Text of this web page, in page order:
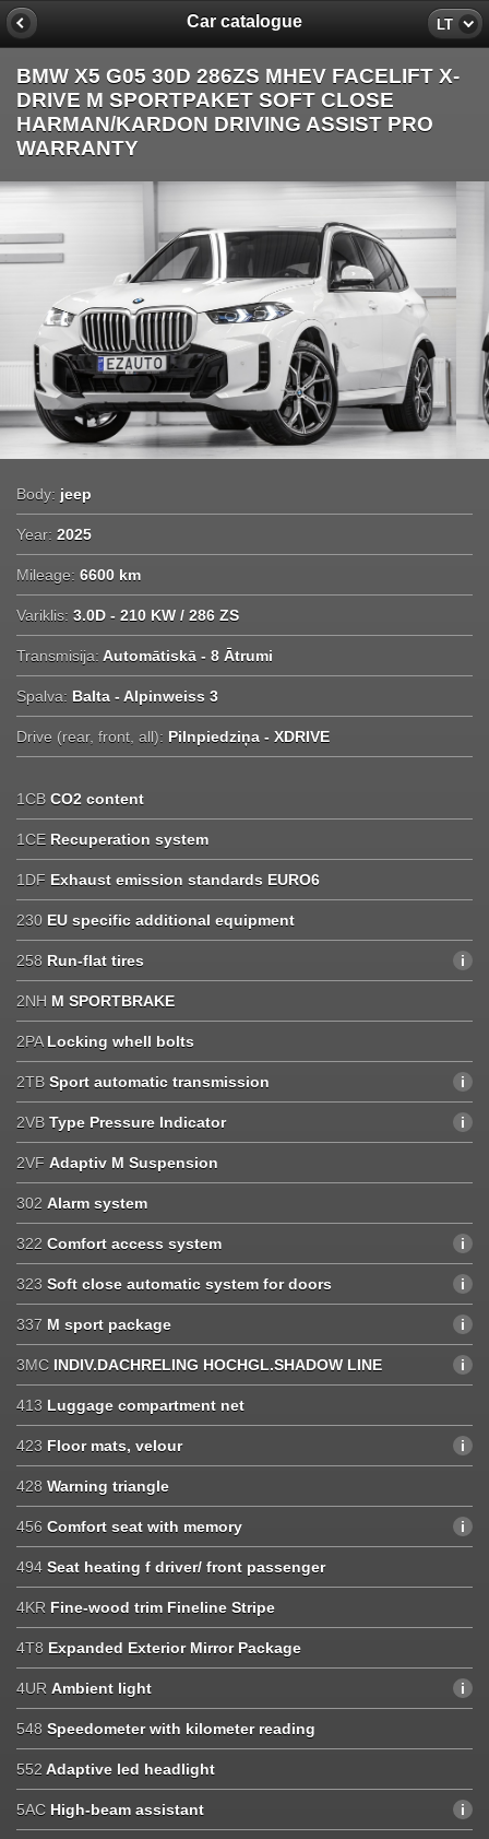
Car catalogue LT
BMW X5 G05 30D 286ZS MHEV FACELIFT X-
DRIVE M SPORTPAKET SOFT CLOSE
HARMAN/KARDON DRIVING ASSIST PRO
WARRANTY
Body: jeep
Year: 2025
Mileage: 6600 km
Variklis: 3.0D - 210 KW / 286 ZS
Transmisija: Automātiskā - 8 Ātrumi
Spalva: Balta - Alpinweiss 3
Drive (rear, front, all): Pilnpiedziņa - XDRIVE
1CB CO2 content
1CE Recuperation system
1DF Exhaust emission standards EURO6
230 EU specific additional equipment
258 Run-flat tires
2NH M SPORTBRAKE
2PA Locking whell bolts
2TB Sport automatic transmission
2VB Type Pressure Indicator
2VF Adaptiv M Suspension
302 Alarm system
322 Comfort access system
323 Soft close automatic system for doors
337 M sport package
3MC INDIV.DACHRELING HOCHGL.SHADOW LINE
413 Luggage compartment net
423 Floor mats, velour
428 Warning triangle
456 Comfort seat with memory
494 Seat heating f driver/ front passenger
4KR Fine-wood trim Fineline Stripe
4T8 Expanded Exterior Mirror Package
4UR Ambient light
548 Speedometer with kilometer reading
552 Adaptive led headlight
5AC High-beam assistant